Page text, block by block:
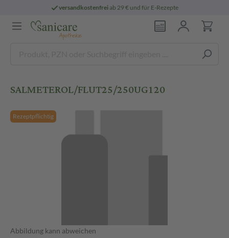
versandkostenfreiab 29 € und für E-Rezepte
SALMETEROL/FLUT25/250UG120
Rezeptpflichtig
Abbildung kann abweichen